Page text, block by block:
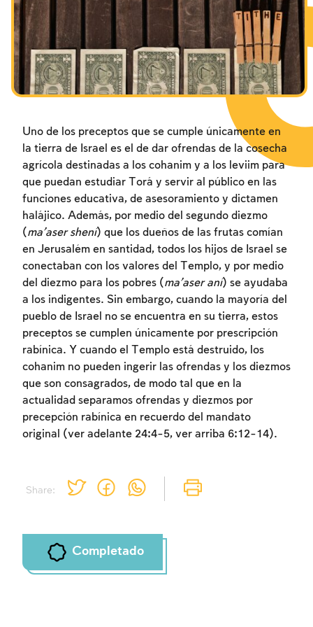
Los ayunos por la destrucción del Templo
Janucá
Purim
Share:
Uno de los preceptos que se cumple únicamente en
la tierra de Israel es el de dar ofrendas de la cosecha
agrícola destinadas a los cohanim y a los leviim para
que puedan estudiar Torá y servir al público en las
funciones educativa, de asesoramiento y dictamen
halájico. Además, por medio del segundo diezmo
(ma’aser shení) que los dueños de las frutas comían
en Jerusalém en santidad, todos los hijos de Israel se
conectaban con los valores del Templo, y por medio
del diezmo para los pobres (ma’aser aní) se ayudaba
a los indigentes. Sin embargo, cuando la mayoría del
pueblo de Israel no se encuentra en su tierra, estos
preceptos se cumplen únicamente por prescripción
rabínica. Y cuando el Templo está destruido, los
cohanim no pueden ingerir las ofrendas y los diezmos
que son consagrados, de modo tal que en la
actualidad separamos ofrendas y diezmos por
precepción rabínica en recuerdo del mandato
original (ver adelante 24:4-5, ver arriba 6:12-14).
Completado
Inscripcion requerida
Para marcar lo estudiado debe conectarse
a su cuenta o inscribirse.